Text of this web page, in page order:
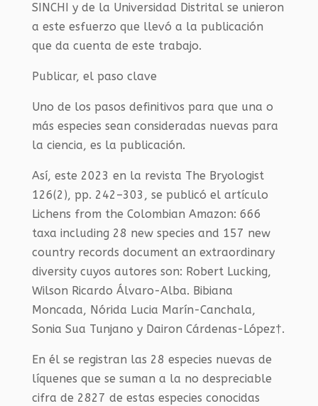
SINCHI y de la Universidad Distrital se unieron
a este esfuerzo que llevó a la publicación
que da cuenta de este trabajo.
Publicar, el paso clave
Uno de los pasos definitivos para que una o
más especies sean consideradas nuevas para
la ciencia, es la publicación.
Así, este 2023 en la revista The Bryologist
126(2), pp. 242–303, se publicó el artículo
Lichens from the Colombian Amazon: 666
taxa including 28 new species and 157 new
country records document an extraordinary
diversity cuyos autores son: Robert Lucking,
Wilson Ricardo Álvaro-Alba. Bibiana
Moncada, Nórida Lucia Marín-Canchala,
Sonia Sua Tunjano y Dairon Cárdenas-López†.
En él se registran las 28 especies nuevas de
líquenes que se suman a la no despreciable
cifra de 2827 de estas especies conocidas